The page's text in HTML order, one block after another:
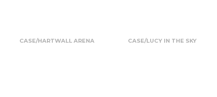
CASE/HARTWALL ARENA CASE/LUCY IN THE SKY